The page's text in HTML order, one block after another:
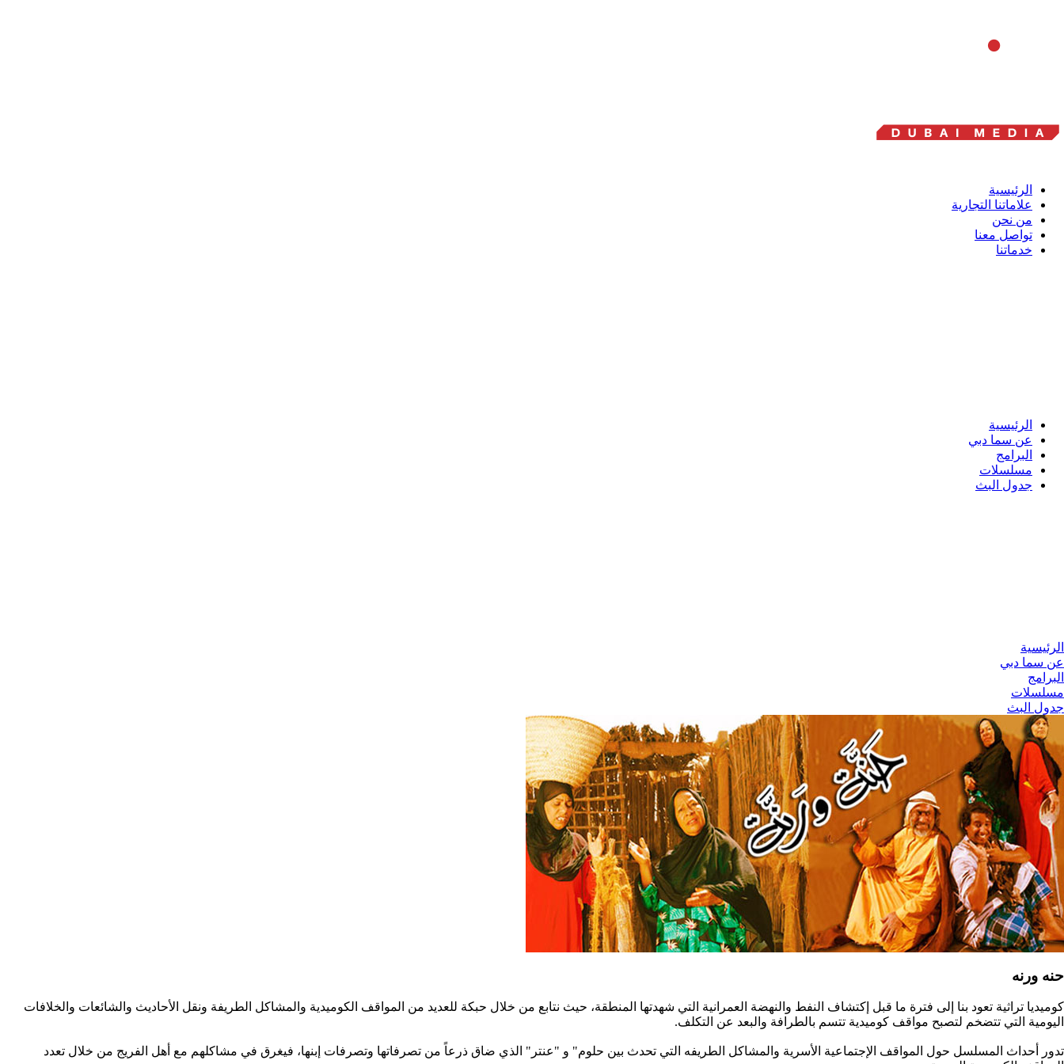
الرئيسية
علاماتنا التجارية
من نحن
تواصل معنا
خدماتنا
الرئيسية
عن سما دبي
البرامج
مسلسلات
جدول البث
الرئيسية
عن سما دبي
البرامج
مسلسلات
جدول البث
حنه ورنه
كوميديا تراثية تعود بنا إلى فترة ما قبل إكتشاف النفط والنهضة العمرانية التي شهدتها المنطقة، حيث نتابع من خلال حبكة للعديد من المواقف الكوميدية والمشاكل الطريفة ونقل الأحاديث والشائعات والخلافات
اليومية التي تتضخم لتصبح مواقف كوميدية تتسم بالطرافة والبعد عن التكلف.
تدور أحداث المسلسل حول المواقف الإجتماعية الأسرية والمشاكل الطريفه التي تحدث بين حلوم" و "عنتر" الذي ضاق ذرعاً من تصرفاتها وتصرفات إبنها، فيغرق في مشاكلهم مع أهل الفريج من خلال تعدد